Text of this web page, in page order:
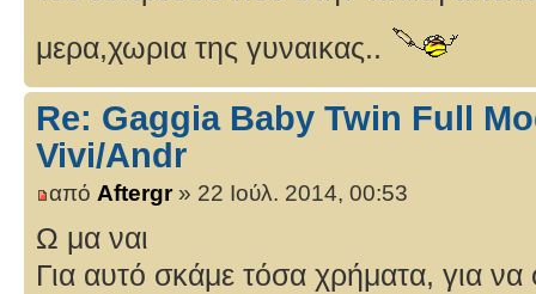
μερα,χωρια της γυναικας..
Re: Gaggia Baby Twin Full
Vivi/Andr
από Aftergr» 22 Ιούλ. 2014, 00:53
Ω μα ναι
Για αυτό σκάμε τόσα χρήματα, για να